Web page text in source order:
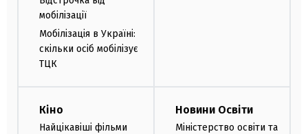
мобілізації
Мобілізація в Україні:
скільки осіб мобілізує
ТЦК
Кіно
Найцікавіші фільми
Новини Освіти
Міністерство освіти та